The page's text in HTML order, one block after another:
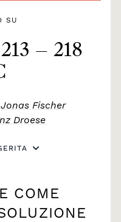
SU
– 218
Jonas Fischer
Droese
COME